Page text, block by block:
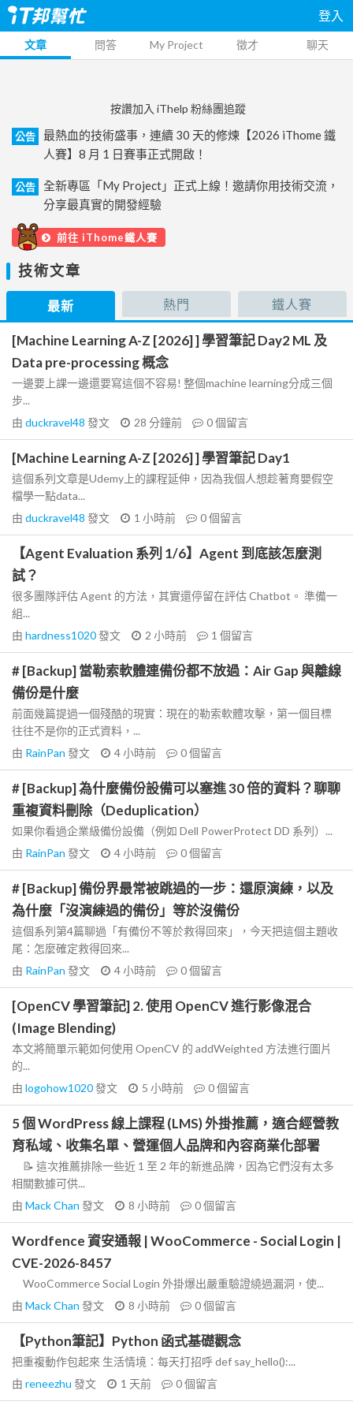
登入
文章 問答 My Project 徵才 聊天
按讚加入 iThelp 粉絲團追蹤
公告
最熱血的技術盛事，連續 30 天的修煉【2026 iThome 鐵
人賽】8 月 1 日賽事正式開啟！
公告
全新專區「My Project」正式上線！邀請你用技術交流，
分享最真實的開發經驗
前往 iThome鐵人賽
技術文章
最新 熱門 鐵人賽
[Machine Learning A-Z [2026] ] 學習筆記 Day2 ML 及
Data pre-processing 概念
一邊要上課一邊還要寫這個不容易! 整個machine learning分成三個
步...
由 duckravel48 發文 28 分鐘前 0個留言
[Machine Learning A-Z [2026] ] 學習筆記 Day1
這個系列文章是Udemy上的課程延伸，因為我個人想趁著育嬰假空
檔學一點data...
由 duckravel48 發文 1 小時前 0個留言
【Agent Evaluation 系列 1/6】Agent 到底該怎麼測
試？
很多團隊評估 Agent 的方法，其實還停留在評估 Chatbot。 準備一
組...
由 hardness1020發文 2 小時前 1 個留言
# [Backup] 當勒索軟體連備份都不放過：Air Gap 與離線
備份是什麼
前面幾篇提過一個殘酷的現實：現在的勒索軟體攻擊，第一個目標
往往不是你的正式資料，...
由 RainPan 發文 4 小時前 0個留言
# [Backup] 為什麼備份設備可以塞進 30 倍的資料？聊聊
重複資料刪除（Deduplication）
如果你看過企業級備份設備（例如 Dell PowerProtect DD 系列）...
由 RainPan 發文 4 小時前 0個留言
# [Backup] 備份界最常被跳過的一步：還原演練，以及
為什麼「沒演練過的備份」等於沒備份
這個系列第4篇聊過「有備份不等於救得回來」，今天把這個主題收
尾：怎麼確定救得回來...
由 RainPan 發文 4 小時前 0個留言
[OpenCV 學習筆記] 2. 使用 OpenCV 進行影像混合
(Image Blending)
本文將簡單示範如何使用 OpenCV 的 addWeighted 方法進行圖片
的...
由 logohow1020發文 5 小時前 0個留言
5 個 WordPress 線上課程 (LMS) 外掛推薦，適合經營教
育私域、收集名單、營運個人品牌和內容商業化部署
📝 這次推薦排除一些近 1 至 2 年的新進品牌，因為它們沒有太多
相關數據可供...
由 Mack Chan 發文 8 小時前 0個留言
Wordfence 資安通報 | WooCommerce - Social Login |
CVE-2026-8457
WooCommerce Social Login 外掛爆出嚴重驗證繞過漏洞，使...
由 Mack Chan 發文 8 小時前 0個留言
【Python筆記】Python 函式基礎觀念
把重複動作包起來 生活情境：每天打招呼 def say_hello():...
由 reneezhu 發文 1 天前 0個留言